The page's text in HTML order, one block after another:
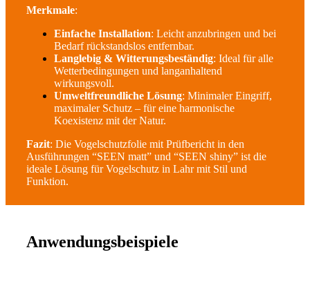
Merkmale:
Einfache Installation: Leicht anzubringen und bei
Bedarf rückstandslos entfernbar.
Langlebig & Witterungsbeständig: Ideal für alle
Wetterbedingungen und langanhaltend
wirkungsvoll.
Umweltfreundliche Lösung: Minimaler Eingriff,
maximaler Schutz – für eine harmonische
Koexistenz mit der Natur.
Fazit: Die Vogelschutzfolie mit Prüfbericht in den
Ausführungen “SEEN matt” und “SEEN shiny” ist die
ideale Lösung für Vogelschutz in Lahr mit Stil und
Funktion.
Anwendungsbeispiele